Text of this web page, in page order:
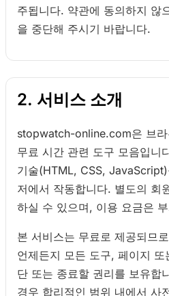
주됩니다. 약관에 동의하지 않
을 중단해 주시기 바랍니다.
2. 서비스 소개
stopwatch-online.com은 브라
무료 시간 관련 도구 모음입니
기술(HTML, CSS,
저에서 작동합니다. 별도의 회
하실 수 있으며, 이용 요금은
본 서비스는 무료로 제공되므
언제든지 모든 도구, 페이지
단 또는 종료할 권리를 보유합
경우 합리적인 범위 내에서 사